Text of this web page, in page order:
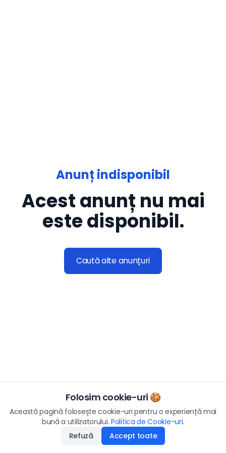
Anunț indisponibil
Acest anunț nu mai
este disponibil.
Caută alte anunțuri
Folosim cookie-uri 🍪
Această pagină folosește cookie-uri pentru o experiență mai
bună a utilizatorului. Politica de Cookie-uri.
Refuză
Accept toate